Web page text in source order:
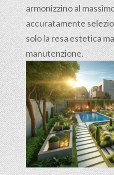
armonizzino al
accuratamente
solo la resa estetica
manutenzione.